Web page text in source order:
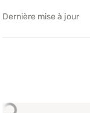
Dernière mise à jour